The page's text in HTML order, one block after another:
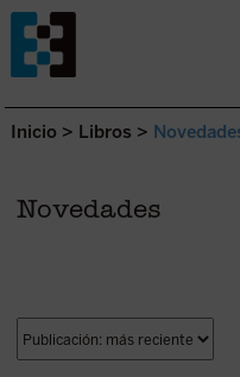
Saltar al contenido.
Inicio > Libros >
Novedades